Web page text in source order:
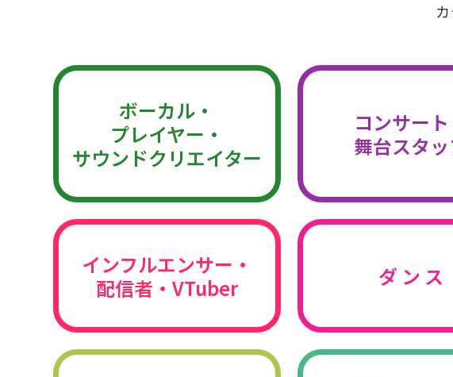
ボーカル・
プレイヤー・
サウンドクリエイター
コンサート
舞台スタッ
インフルエンサー・
配信者・VTuber
ダ ン ス